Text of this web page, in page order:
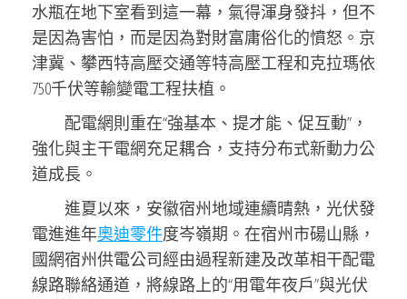
水瓶在地下室看到這一幕，氣得渾身發抖，但不
是因為害怕，而是因為對財富庸俗化的憤怒。京
津冀、攀西特高壓交通等特高壓工程和克拉瑪依
750千伏等輸變電工程扶植。
配電網則重在“強基本、提才能、促互動”，
強化與主干電網充足耦合，支持分布式新動力公
道成長。
進夏以來，安徽宿州地域連續晴熱，光伏發
電進進年奧迪零件度岑嶺期。在宿州市碭山縣，
國網宿州供電公司經由過程新建及改革相干配電
線路聯絡通道，將線路上的“用電年夜戶”與光伏